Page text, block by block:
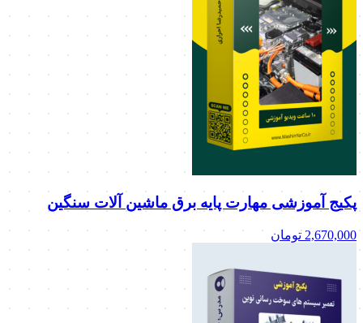
پکیج آموزشی مهارت پایه برق ماشین آلات سنگین
2,670,000 تومان